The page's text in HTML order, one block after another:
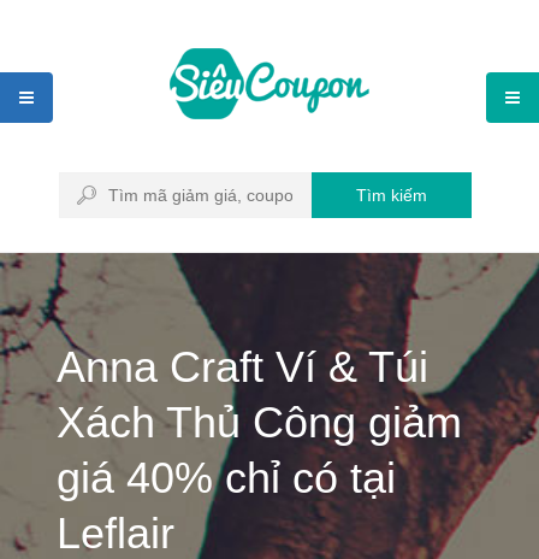
Tìm kiếm
Anna Craft Ví & Túi
Xách Thủ Công giảm
giá 40% chỉ có tại
Leflair